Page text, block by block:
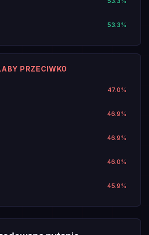
53.3%
PRZECIWKO
47.0%
46.9%
46.9%
46.0%
45.9%